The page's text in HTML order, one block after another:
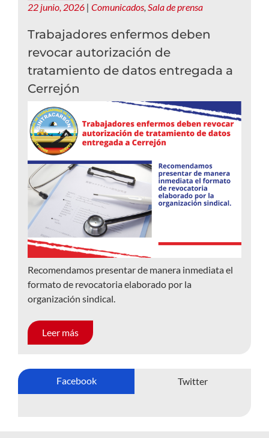
22 junio, 2026 | Comunicados, Sala de prensa
Trabajadores enfermos deben
revocar autorización de
tratamiento de datos entregada a
Cerrejón
Recomendamos presentar de manera inmediata el
formato de revocatoria elaborado por la
organización sindical.
Leer más
Facebook Twitter